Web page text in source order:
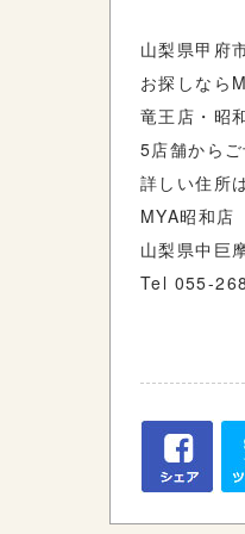
山梨県甲府
お探しなら
竜王店・昭
5店舗からご
詳しい住所
MYA昭和店
山梨県中巨
Tel 055-